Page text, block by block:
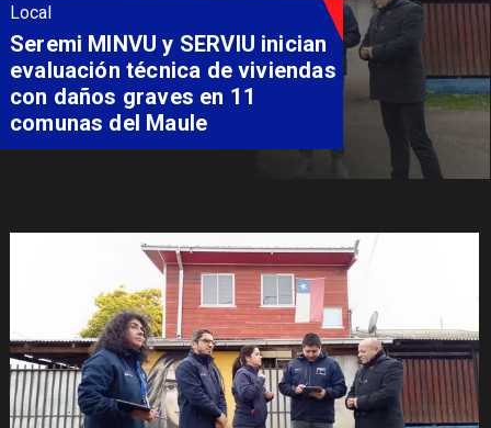
Local
Fondo Orasmi entrega apoyo a
familia de Romeral para
costear alimentación
especializada de niño con
Síndrome de Intestino Corto